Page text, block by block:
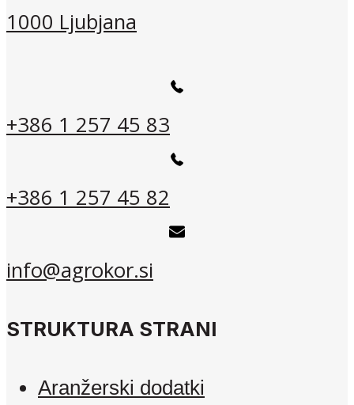
1000 Ljubjana
+386 1 257 45 83
+386 1 257 45 82
info@agrokor.si
STRUKTURA STRANI
Aranžerski dodatki